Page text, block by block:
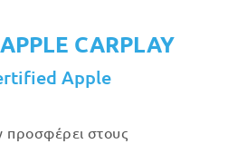
CARPLAY
Apple
προσφέρει στους